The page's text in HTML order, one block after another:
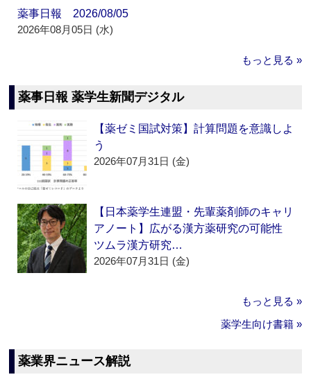
薬事日報 2026/08/05
2026年08月05日 (水)
もっと見る »
薬事日報 薬学生新聞デジタル
【薬ゼミ国試対策】計算問題を意識しよ
う
2026年07月31日 (金)
【日本薬学生連盟・先輩薬剤師のキャリ
アノート】広がる漢方薬研究の可能性
ツムラ漢方研究…
2026年07月31日 (金)
もっと見る »
薬学生向け書籍 »
薬業界ニュース解説